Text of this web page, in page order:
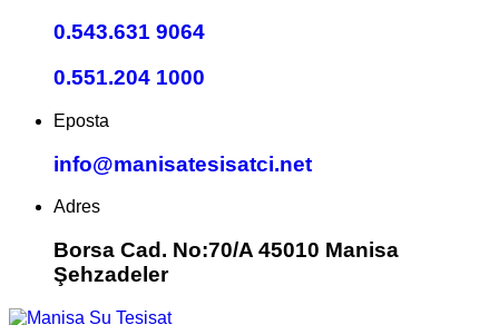
0.543.631 9064
0.551.204 1000
Eposta
info@manisatesisatci.net
Adres
Borsa Cad. No:70/A 45010 Manisa
Şehzadeler